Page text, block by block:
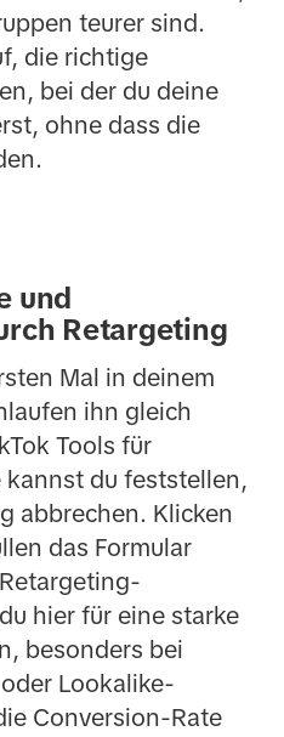
teurer sind.
die richtige
bei der du deine
ohne dass die
und
Retargeting
Mal in deinem
ihn gleich
Tools für
du feststellen,
abbrechen. Klicken
das Formular
hier für eine starke
besonders bei
Lookalike-
Conversion-Rate